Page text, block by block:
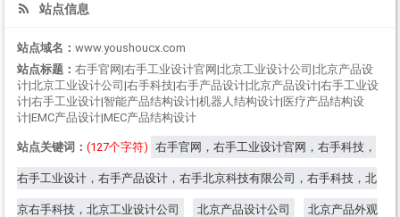
站点信息
站点域名： www.youshoucx.com
站点标题： 右手官网|右手工业设计官网|北京工业设计公司|北京产品设
计|北京工业设计公司|右手科技|右手产品设计|北京产品设计|右手工业设
计|右手工业设计|智能产品结构设计|机器人结构设计|医疗产品结构设
计|EMC产品设计|MEC产品结构设计
站点关键词： (127个字符) 右手官网，右手工业设计官网，右手科技，
右手工业设计，右手产品设计，右手北京科技有限公司，右手科技，北
京右手科技，北京工业设计公司 北京产品设计公司 北京产品外观